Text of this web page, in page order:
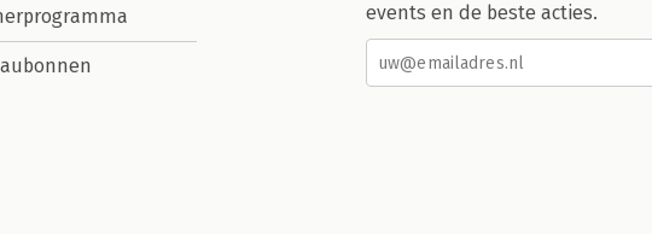
events en de beste acties.